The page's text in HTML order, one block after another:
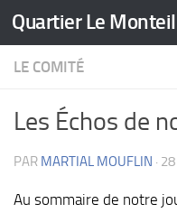
Skip to content
Quartier Le
LE COMITÉ
Les Échos de
PAR MARTIAL MOUFLIN ·
Au sommaire de notre